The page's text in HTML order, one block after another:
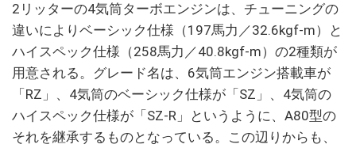
2リッターの4気筒ターボエンジンは、チューニングの
違いによりベーシック仕様（197馬力／32.6kgf-m）と
ハイスペック仕様（258馬力／40.8kgf-m）の2種類が
用意される。グレード名は、6気筒エンジン搭載車が
「RZ」、4気筒のベーシック仕様が「SZ」、4気筒の
ハイスペック仕様が「SZ-R」というように、A80型の
それを継承するものとなっている。この辺りからも、